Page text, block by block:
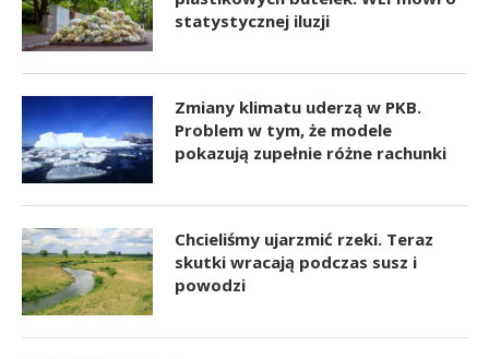
statystycznej iluzji
Zmiany klimatu uderzą w PKB.
Problem w tym, że modele
pokazują zupełnie różne rachunki
Chcieliśmy ujarzmić rzeki. Teraz
skutki wracają podczas susz i
powodzi